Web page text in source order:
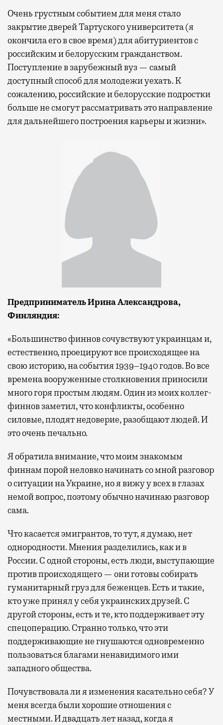
Очень грустным событием для меня стало
закрытие дверей Тартуского университета (я
окончила его в свое время) для абитуриентов с
российским и белорусским гражданством.
Поступление в зарубежный вуз — самый
доступный способ для молодежи уехать. К
сожалению, российские и белорусские подростки
больше не смогут рассматривать это направление
для дальнейшего построения карьеры и жизни».
ПредпринимательИрина Александрова,
Финляндия:
«Большинство финнов сочувствуют украинцам и,
естественно, проецируют все происходящее на
свою историю, на события 1939–1940 годов. Во все
времена вооруженные столкновения приносили
много горя простым людям. Один из моих коллег-
финнов заметил, что конфликты, особенно
силовые, плодят недоверие, разобщают людей. И
это очень печально.
Я обратила внимание, что моим знакомым
финнам порой неловко начинать со мной разговор
о ситуации на Украине, но я вижу у всех в глазах
немой вопрос, поэтому обычно начинаю разговор
сама.
Что касается эмигрантов, то тут, я думаю, нет
однородности. Мнения разделились, как и в
России. С одной стороны, есть люди, выступающие
против происходящего — они готовы собирать
гуманитарный груз для беженцев. Есть и такие,
кто уже принял у себя украинских друзей. С
другой стороны, есть и те, кто поддерживает эту
спецоперацию. Странно только, что эти
поддерживающие не гнушаются одновременно
пользоваться благами ненавидимого ими
западного общества.
Почувствовала ли я изменения касательно себя? У
меня всегда были хорошие отношения с
местными. И двадцать лет назад, когда я